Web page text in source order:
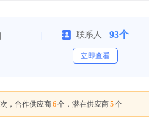
联系人 93个
立即查看
次，合作供应商6个，潜在供应商5个